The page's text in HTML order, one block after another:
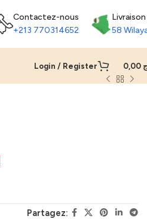
Contactez-nous
+213 770314652
Livraison
58
Login / Register
Partagez: